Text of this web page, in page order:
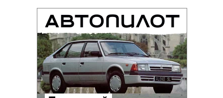
Новости партнеров
ВСУ точно получат десятки тысяч новых
солдат
Путин озвучил итоговый план СВО
Заставим раскаяться: союзник России
дал грозное обещание